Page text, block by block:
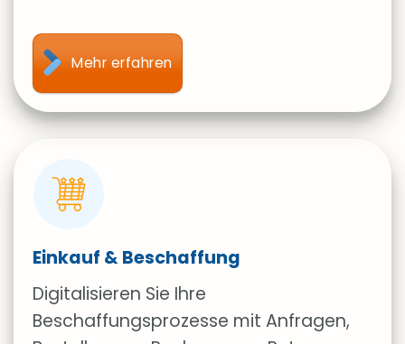
Mehr erfahren
Einkauf & Beschaffung
Digitalisieren Sie Ihre
Beschaffungsprozesse mit Anfragen,